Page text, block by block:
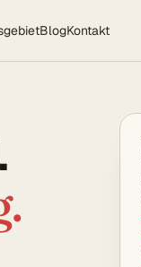
BlogKontakt